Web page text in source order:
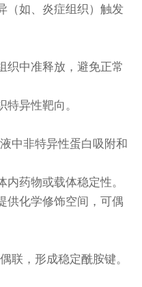
（如、炎症组织）触发
织中准释放，避免正常
异性靶向。
中非特异性蛋白吸附和
药物或载体稳定性。
供化学修饰空间，可偶
联，形成稳定酰胺键。